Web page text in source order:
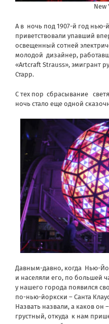
New
А в ночь под 1907-й год
приветствовали упавший
освещенный сотней
молодой дизайнер,
«Artcraft Strauss», эмигрант
Старр.
С тех пор сбрасывание
ночь стало еще одной
Давным-давно, когда Нью-
и населяли его, по большей
у нашего города появился
по-нью-йоркски – Санта
Назвать назвали, а каков
грустный, откуда к нам